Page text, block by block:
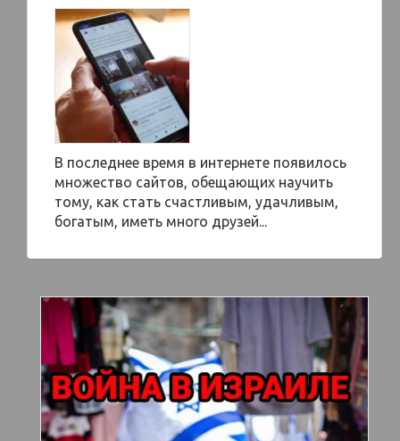
В последнее время в интернете появилось
множество сайтов, обещающих научить
тому, как стать счастливым, удачливым,
богатым, иметь много друзей...